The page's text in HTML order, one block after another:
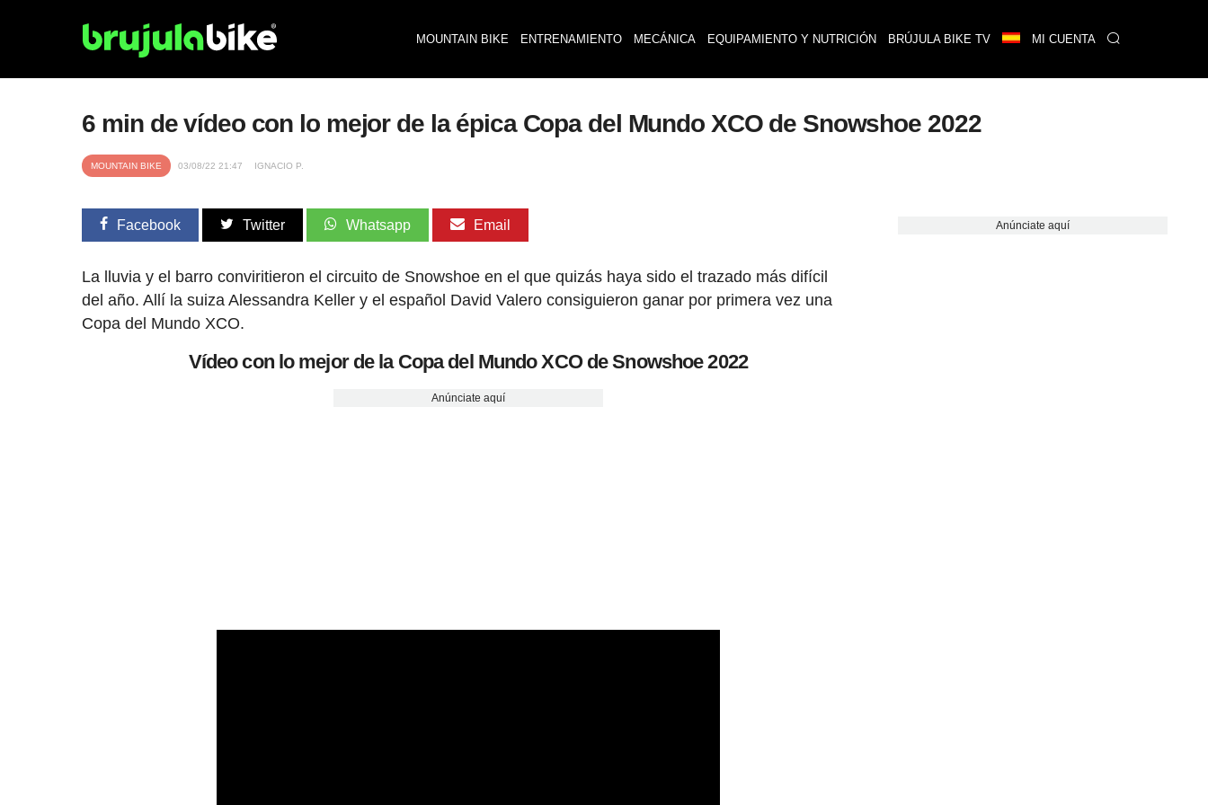
MOUNTAIN BIKE ENTRENAMIENTO MECÁNICA EQUIPAMIENTO Y NUTRICIÓN BRÚJULA BIKE TV MI CUENTA
6 min de vídeo con lo mejor de la épica Copa del Mundo XCO de Snowshoe 2022
MOUNTAIN BIKE 03/08/22 21:47 IGNACIO P.
Facebook Twitter Whatsapp Email
La lluvia y el barro conviritieron el circuito de Snowshoe en el que quizás haya sido el trazado más difícil
del año. Allí la suiza Alessandra Keller y el español David Valero consiguieron ganar por primera vez una
Copa del Mundo XCO.
Vídeo con lo mejor de la Copa del Mundo XCO de Snowshoe 2022
Anúnciate aquí
Anúnciate aquí